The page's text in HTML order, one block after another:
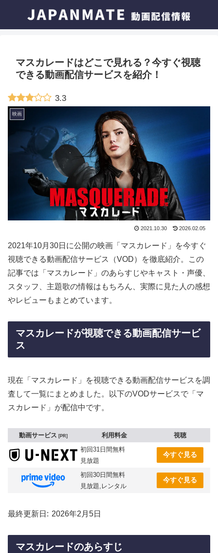
マスカレードはどこで見れる？今すぐ視聴
できる動画配信サービスを紹介！
3.3
映画
2021.10.30 2026.02.05
2021年10月30日に公開の映画「マスカレード」を今すぐ
視聴できる動画配信サービス（VOD）を徹底紹介。この
記事では「マスカレード」のあらすじやキャスト・声優、
スタッフ、主題歌の情報はもちろん、実際に見た人の感想
やレビューもまとめています。
マスカレードが視聴できる動画配信サービ
ス
現在「マスカレード」を視聴できる動画配信サービスを調
査して一覧にまとめました。以下のVODサービスで「マ
スカレード」が配信中です。
動画サービス PR 利用料金
視聴
初回31日間無料
見放題
今すぐ見る
初回30日間無料
見放題,レンタル
今すぐ見る
最終更新日 2026年2月5日
マスカレードのあらすじ